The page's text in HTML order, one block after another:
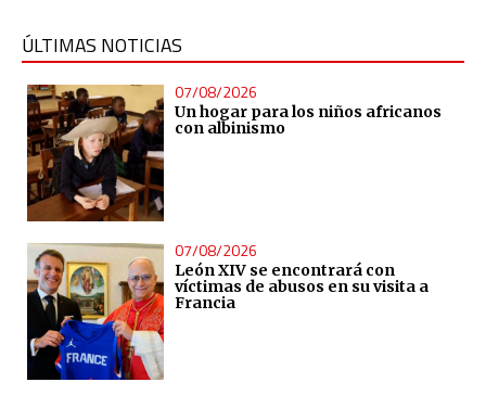
ÚLTIMAS NOTICIAS
07/08/2026
Un hogar para los niños africanos
con albinismo
07/08/2026
León XIV se encontrará con
víctimas de abusos en su visita a
Francia